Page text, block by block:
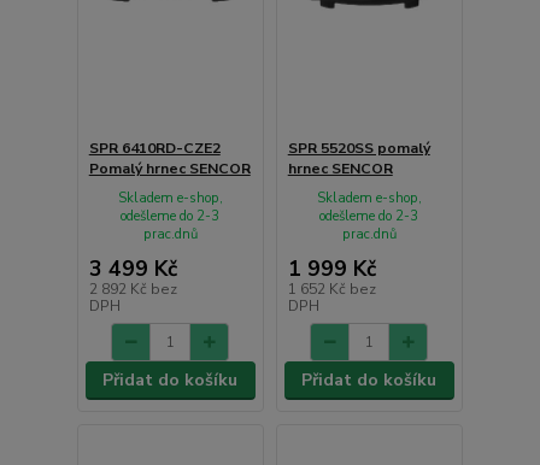
SPR 6410RD-CZE2
Pomalý hrnec SENCOR
3 499 Kč
2 892 Kč bez
DPH
Skladem e-shop,
odešleme do 2-3
prac.dnů
Přidat do košíku
SPR 5520SS pomalý
hrnec SENCOR
1 999 Kč
1 652 Kč bez
DPH
Skladem e-shop,
odešleme do 2-3
prac.dnů
Přidat do košíku